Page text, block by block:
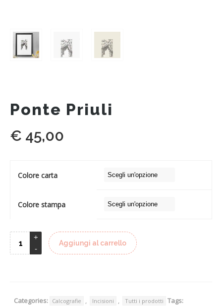
Ponte Priuli
€ 45,00
Colore carta
Colore stampa
Aggiungi al carrello
Categories: Calcografie , Incisioni , Tutti i prodotti Tags: